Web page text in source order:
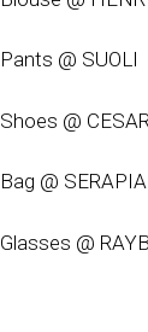
Pants @ SUOLI
Shoes @
Bag @
Glasses @